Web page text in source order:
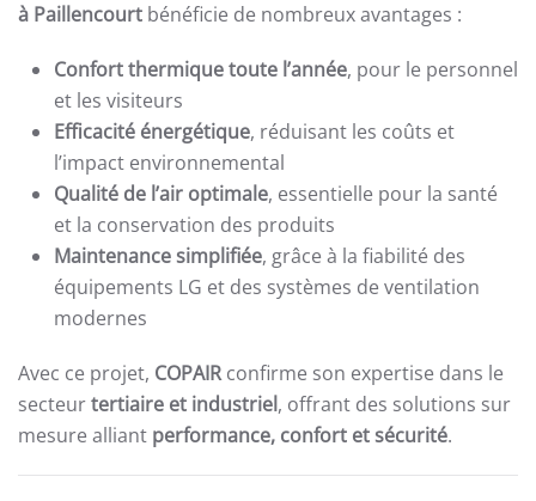
à Paillencourt bénéficie de nombreux avantages :
Confort thermique toute l’année, pour le personnel
et les visiteurs
Efficacité énergétique, réduisant les coûts et
l’impact environnemental
Qualité de l’air optimale, essentielle pour la santé
et la conservation des produits
Maintenance simplifiée, grâce à la fiabilité des
équipements LG et des systèmes de ventilation
modernes
Avec ce projet, COPAIRconfirme son expertise dans le
secteurtertiaire et industriel, offrant des solutions sur
mesure alliant performance, confort et sécurité.